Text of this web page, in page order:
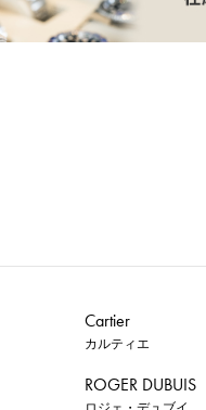
Cartier
カルティエ
ROGER DUBUIS